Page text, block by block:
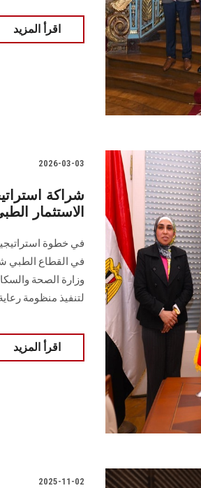
اقرأ المزيد
2026-03-03
شراكة
الاستثمار
في خطوة
في القطاع الطبي
وزارة الصحة
لتنفيذ منظومة
اقرأ المزيد
2025-11-02